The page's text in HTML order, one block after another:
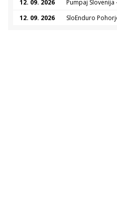
12. 09. 2026
Pumpaj
12. 09. 2026
SloEnduro